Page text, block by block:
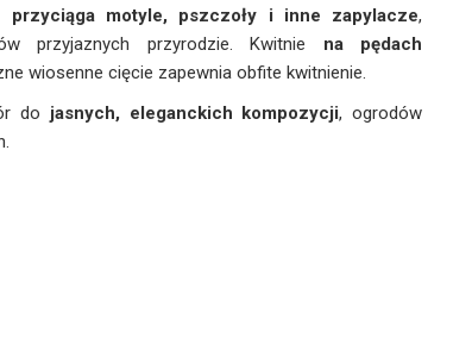
przyciąga motyle, pszczoły i inne zapylacze,
przyjaznych przyrodzie. Kwitnie na pędach
wiosenne cięcie zapewnia obfite kwitnienie.
do jasnych, eleganckich kompozycji, ogrodów